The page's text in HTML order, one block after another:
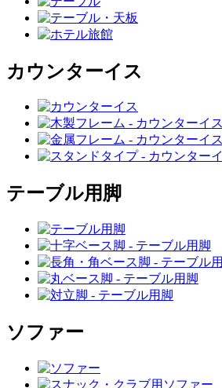
カウンターイス
テーブル用脚
ソファー